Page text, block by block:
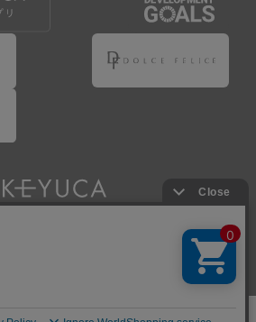
Co., Ltd. All Rights Reserved.